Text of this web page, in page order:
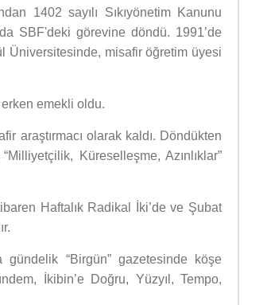
1402 sayılı Sıkıyönetim Kanunu
SBF'deki görevine döndü. 1991’de
Üniversitesinde, misafir öğretim üyesi
emekli oldu.
araştırmacı olarak kaldı. Döndükten
Küreselleşme, Azınlıklar”
Haftalık Radikal İki’de ve Şubat
gündelik “Birgün” gazetesinde köşe
İkibin’e Doğru, Yüzyıl, Tempo,